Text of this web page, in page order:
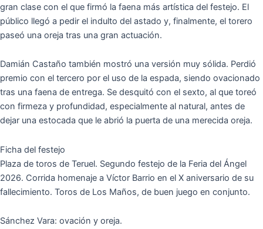
gran clase con el que firmó la faena más artística del festejo. El
público llegó a pedir el indulto del astado y, finalmente, el torero
paseó una oreja tras una gran actuación.
Damián Castaño también mostró una versión muy sólida. Perdió
premio con el tercero por el uso de la espada, siendo ovacionado
tras una faena de entrega. Se desquitó con el sexto, al que toreó
con firmeza y profundidad, especialmente al natural, antes de
dejar una estocada que le abrió la puerta de una merecida oreja.
Ficha del festejo
Plaza de toros de Teruel. Segundo festejo de la Feria del Ángel
2026. Corrida homenaje a Víctor Barrio en el X aniversario de su
fallecimiento. Toros de Los Maños, de buen juego en conjunto.
Sánchez Vara: ovación y oreja.